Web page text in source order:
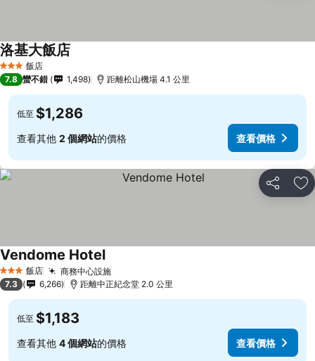
3 星級 飯店
洛基大飯店
7.8 蠻不錯 1,498 距離松山機場 4.1 公里
低至 $1,286
查看其他 2 個網站的價格 查看價格
分享 加
3 星級 飯店 商務中心設施查看價格
Vendome Hotel查看價格
7.3 6,266 距離中正紀念堂 2.0 公里
低至 $1,183
查看其他 4 個網站的價格 查看價格